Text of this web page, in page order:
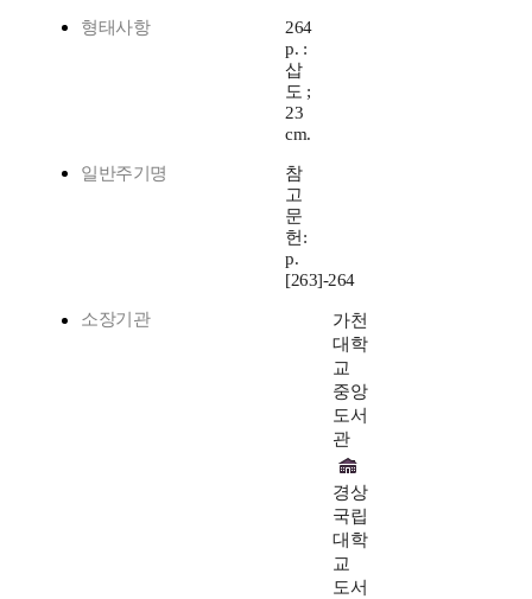
형태사항
264
p. :
삽
도 ;
23
cm.
일반주기명
참
고
문
헌:
p.
[263]-264
소장기관
가천
대학
교
중앙
도서
관
경상
국립
대학
교
도서